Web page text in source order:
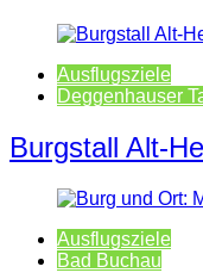
Ausflugsziele
Deggenhauser
Burgstall Alt-
Ausflugsziele
Bad Buchau